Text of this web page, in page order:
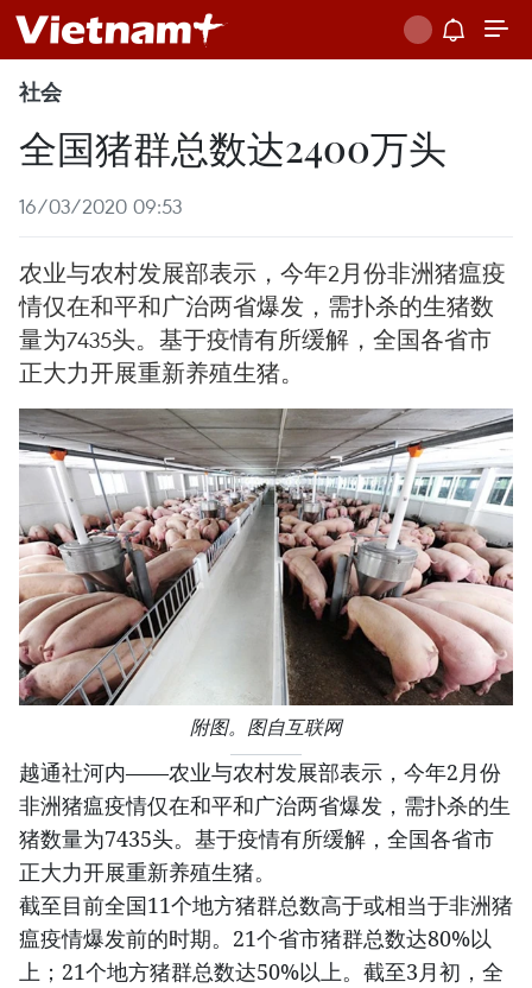
社会
全国猪群总数达2400万头
16/03/2020 09:53
农业与农村发展部表示，今年2月份非洲猪瘟疫
情仅在和平和广治两省爆发，需扑杀的生猪数
量为7435头。基于疫情有所缓解，全国各省市
正大力开展重新养殖生猪。
附图。图自互联网
越通社河内——农业与农村发展部表示，今年2月份
非洲猪瘟疫情仅在和平和广治两省爆发，需扑杀的生
猪数量为7435头。基于疫情有所缓解，全国各省市
正大力开展重新养殖生猪。
截至目前全国11个地方猪群总数高于或相当于非洲猪
瘟疫情爆发前的时期。21个省市猪群总数达80%以
上；21个地方猪群总数达50%以上。截至3月初，全